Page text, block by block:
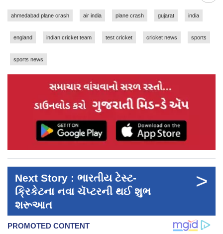
ahmedabad plane crash air india plane crash gujarat india
england indian cricket team test cricket cricket news sports
sports news
Next Story : ભારતીય ટેસ્ટ-
ક્રિકેટના નવા ચૅપ્ટરની થઈ શુભ
શરૂઆત
>